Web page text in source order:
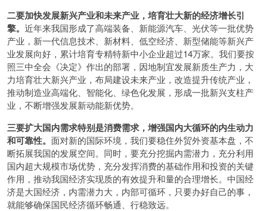
二要加快发展新兴产业和未来产业，培育壮大新的经济增长引
擎。 近年来我国形成了高端装备、新能源汽车、光伏等一批优势
产业，新一代信息技术、新材料、低空经济、新型储能等新兴产
业发展向好，累计培育专精特新中小企业超过14万家。我们要按
照三中全会《决定》作出的部署，因地制宜发展新质生产力，大
力培育壮大新兴产业，布局建设未来产业，改造提升传统产业，
推动制造业高端化、智能化、绿色化发展，形成一批新兴支柱产
业，不断增强发展新动能新优势。
三要扩大国内需求特别是消费需求，增强国内大循环的内生动力
和可靠性。 面对新的国际环境，我们要稳住外贸外资基本盘，不
断拓展我国的发展空间。同时，要充分挖掘内需潜力，充分利用
国内超大规模市场优势，充分发挥消费的基础作用和投资的关键
作用，推动我国经济实现质的有效提升和量的合理增长。中国经
济是大国经济，内需潜力大，内部可循环，只要办好自己的事，
就能够确保国民经济循环畅通、行稳致远。